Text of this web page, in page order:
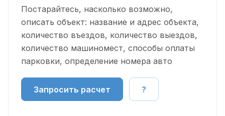
Постарайтесь, насколько возможно,
описать объект: название и адрес объекта,
количество въездов, количество выездов,
количество машиномест, способы оплаты
парковки, определение номера авто
Запросить расчет ?